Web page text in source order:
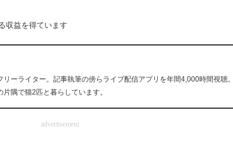
収益を得ています
リーライター。記事執筆の傍らライブ配信アプリを年間4,000時間視聴
隅で猫2匹と暮らしています。
advertisement